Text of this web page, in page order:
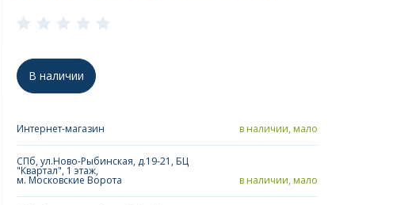
В наличии
Интернет-магазин в наличии, мало
СПб, ул.Ново-Рыбинская, д.19-21, БЦ
"Квартал", 1 этаж,
м. Московские Ворота в наличии, мало